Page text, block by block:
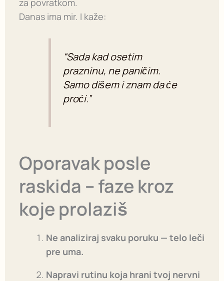
za povratkom.
Danas ima mir. I kaže:
“Sada kad osetim
prazninu, ne paničim.
Samo dišem i znam da će
proći.”
Oporavak posle
raskida – faze kroz
koje prolaziš
Ne analiziraj svaku poruku — telo leči
pre uma.
Napravi rutinu koja hrani tvoj nervni